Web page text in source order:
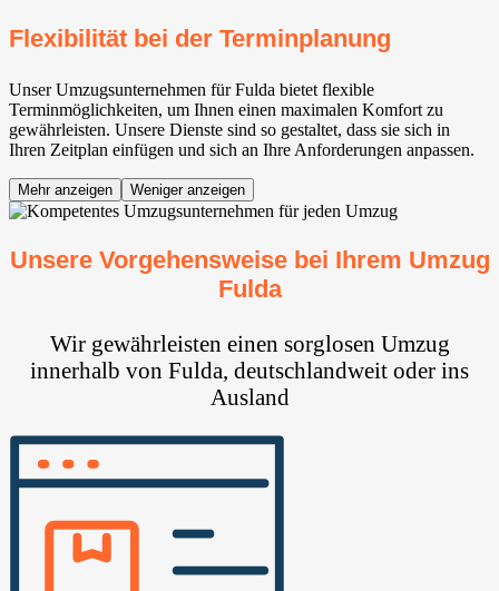
Flexibilität bei der Terminplanung
Unser Umzugsunternehmen für Fulda bietet flexible
Terminmöglichkeiten, um Ihnen einen maximalen Komfort zu
gewährleisten. Unsere Dienste sind so gestaltet, dass sie sich in
Ihren Zeitplan einfügen und sich an Ihre Anforderungen anpassen.
Mehr anzeigen Weniger anzeigen
Unsere Vorgehensweise bei Ihrem Umzug
Fulda
Wir gewährleisten einen sorglosen Umzug
innerhalb von Fulda, deutschlandweit oder ins
Ausland